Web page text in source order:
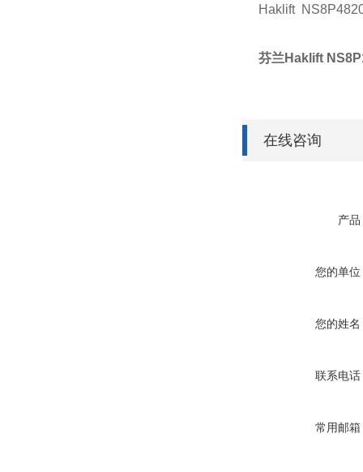
Haklift
芬兰Haklift
在线咨询
产品
您的单位
您的姓名
联系电话
常用邮箱